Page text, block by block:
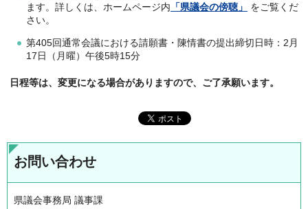
ます。詳しくは、ホームページ内 「県議会の傍聴」
をご覧くだ
さい。
第405回通常会議における請願書・陳情書の提出締切日時：2月
17日（月曜）午後5時15分
日程等は、変更になる場合がありますので、ご了承願います。
お問い合わせ
県議会事務局 議事課